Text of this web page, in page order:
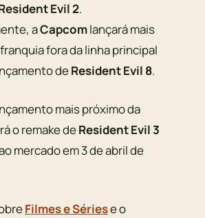
Evil 2.
aCapcomlançará mais
fora da linha principal
deResident Evil 8.
mais próximo da
o remake deResident Evil 3
mercado em 3 de abril de
Filmes e Sériese o